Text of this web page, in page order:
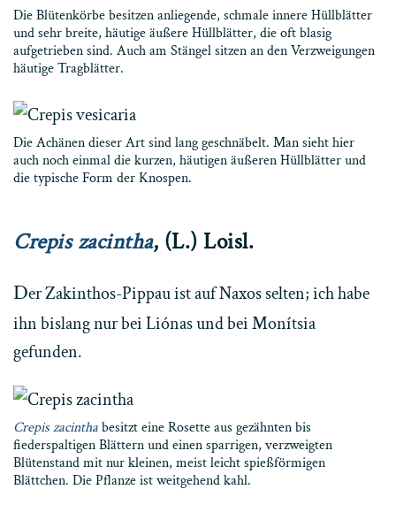
Die Blütenkörbe besitzen anliegende, schmale innere Hüllblätter
und sehr breite, häutige äußere Hüllblätter, die oft blasig
aufgetrieben sind. Auch am Stängel sitzen an den Verzweigungen
häutige Tragblätter.
Die Achänen dieser Art sind lang geschnäbelt. Man sieht hier
auch noch einmal die kurzen, häutigen äußeren Hüllblätter und
die typische Form der Knospen.
Crepis zacintha, (L.) Loisl.
Der Zakinthos-Pippau ist auf Naxos selten; ich habe
ihn bislang nur bei Liónas und bei Monítsia
gefunden.
Crepis zacinthabesitzt eine Rosette aus gezähnten bis
fiederspaltigen Blättern und einen sparrigen, verzweigten
Blütenstand mit nur kleinen, meist leicht spießförmigen
Blättchen. Die Pflanze ist weitgehend kahl.